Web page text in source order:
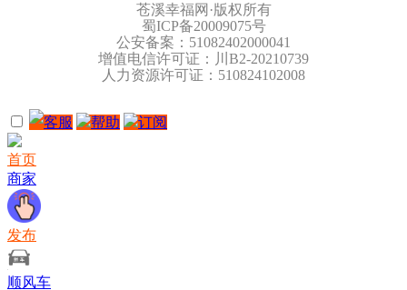
苍溪幸福网·版权所有
蜀ICP备20009075号
公安备案：51082402000041
增值电信许可证：川B2-20210739
人力资源许可证：510824102008
客服 帮助 订阅
首页
商家
发布
顺风车